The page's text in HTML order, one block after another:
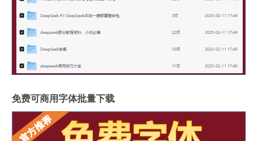
免费可商用字体批量下载